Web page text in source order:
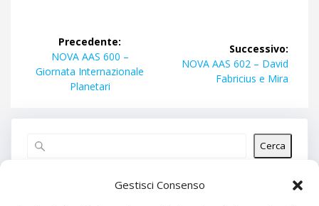
Gestisci Consenso
Navigazione
articoli
Precedente:
Articolo
precedente:
NOVA AAS 600 –
Giornata Internazionale
Planetari
Successivo:
Articolo
successivo:
NOVA AAS 602 – David
Fabricius e Mira
Cerca
Articoli recenti